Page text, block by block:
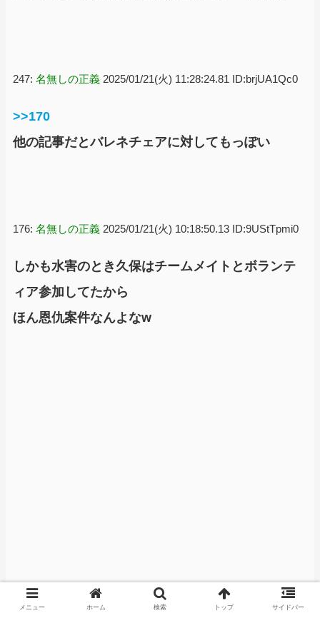
247: 名無しの正義 2025/01/21(火) 11:28:24.81 ID:brjUA1Qc0
>>170
他の記事だとバレネチェアに対してもっぽい
176: 名無しの正義 2025/01/21(火) 10:18:50.13 ID:9UStTpmi0
しかも水害のとき久保はチームメイトとボランテ
ィア参加してたから
ほん恩仇案件なんよなw
メニュー ホーム 検索 トップ サイドバー